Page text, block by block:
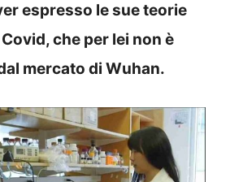
espresso le sue teorie
che per lei non è
mercato di Wuhan.